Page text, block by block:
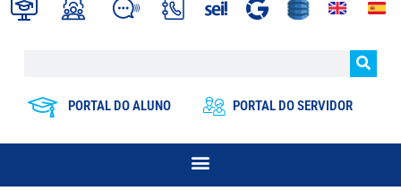
PORTAL DO ALUNO PORTAL DO SERVIDOR